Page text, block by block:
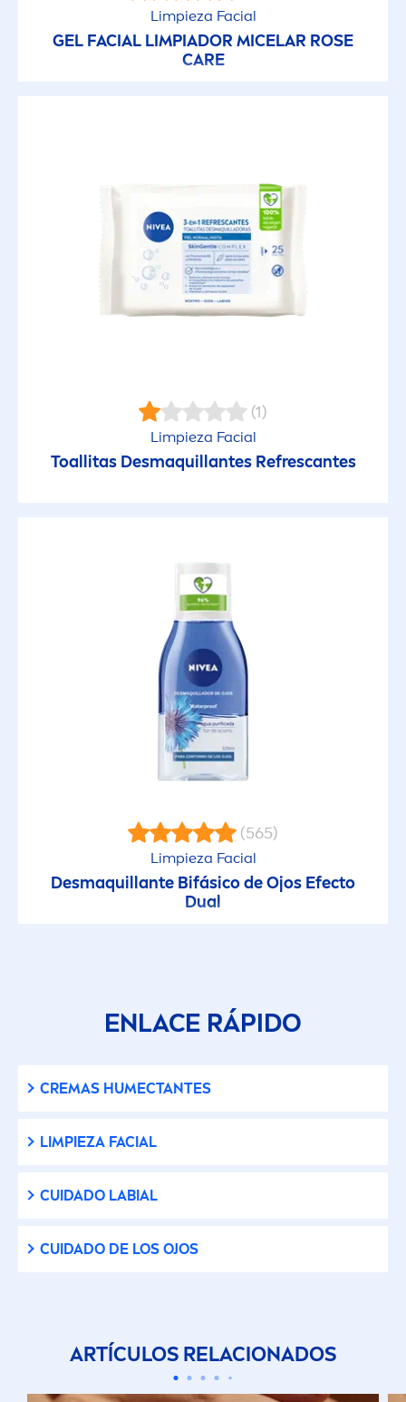
Limpieza Facial
GEL FACIAL LIMPIADOR MICELAR ROSE
CARE
(1)
Limpieza Facial
Toallitas Desmaquillantes Refrescantes
(565)
Limpieza Facial
Desmaquillante Bifásico de Ojos Efecto
Dual
ENLACE RÁPIDO
CREMAS HUMECTANTES
LIMPIEZA FACIAL
CUIDADO LABIAL
CUIDADO DE LOS OJOS
ARTÍCULOS RELACIONADOS